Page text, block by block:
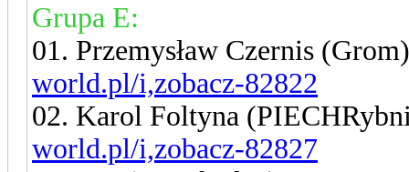
Grupa E:
01. Przemysław Czernis
world.pl/i,zobacz-82822
02. Karol Foltyna
world.pl/i,zobacz-82827